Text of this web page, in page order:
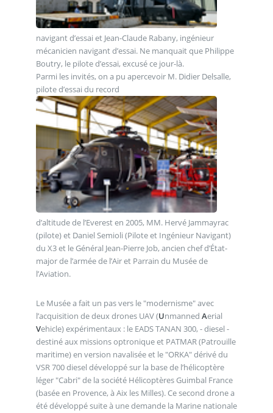
navigant d’essai et Jean-Claude Rabany, ingénieur
mécanicien navigant d’essai. Ne manquait que Philippe
Boutry, le pilote d’essai, excusé ce jour-là.
Parmi les invités, on a pu apercevoir M. Didier Delsalle,
pilote d’essai du record
d’altitude de l’Everest en 2005, MM. Hervé Jammayrac
(pilote) et Daniel Semioli (Pilote et Ingénieur Navigant)
du X3 et le Général Jean-Pierre Job, ancien chef d’État-
major de l’armée de l’Air et Parrain du Musée de
l’Aviation.
Le Musée a fait un pas vers le "modernisme" avec
l’acquisition de deux drones UAV (Unmanned Aerial
Vehicle) expérimentaux : le EADS TANAN 300, - diesel -
destiné aux missions optronique et PATMAR (Patrouille
maritime) en version navalisée et le "ORKA" dérivé du
VSR 700 diesel développé sur la base de l’hélicoptère
léger "Cabri" de la société Hélicoptères Guimbal France
(basée en Provence, à Aix les Milles). Ce second drone a
été développé suite à une demande la Marine nationale